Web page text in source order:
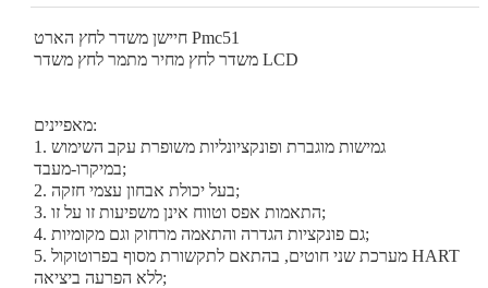
חיישן משדר לחץ הארט Pmc51
משדר לחץ מחיר מתמר לחץ משדר LCD
מאפיינים:
1. גמישות מוגברת ופונקציונליות משופרת עקב השימוש
במיקרו-מעבד;
2. בעל יכולת אבחון עצמי חזקה;
3. התאמות אפס וטווח אינן משפיעות זו על זו;
4. גם פונקציות הגדרה והתאמה מרחוק וגם מקומיות;
5. מערכת שני חוטים, בהתאם לתקשורת מסוף בפרוטוקול HART
ללא הפרעה ביציאה;